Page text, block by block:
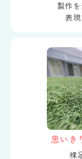
製作
表
思いき
裸